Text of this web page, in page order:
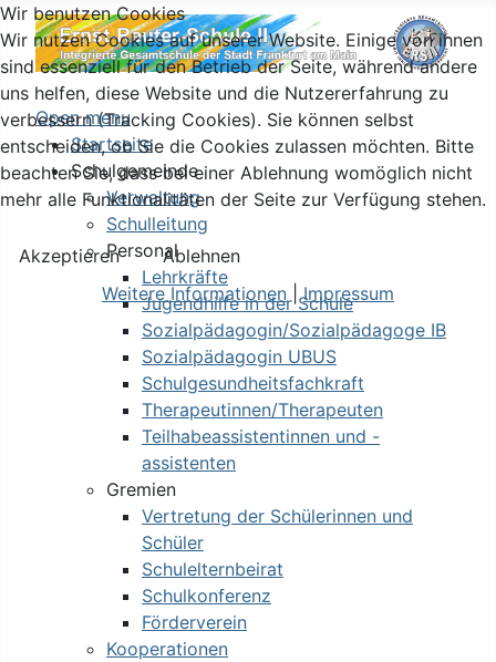
Open menu
Startseite
Schulgemeinde
Verwaltung
Schulleitung
Personal
Lehrkräfte
Jugendhilfe in der Schule
Sozialpädagogin/Sozialpädagoge IB
Sozialpädagogin UBUS
Schulgesundheitsfachkraft
Therapeutinnen/Therapeuten
Teilhabeassistentinnen und -
assistenten
Gremien
Vertretung der Schülerinnen und
Schüler
Schulelternbeirat
Schulkonferenz
Förderverein
Kooperationen
Wir benutzen Cookies
Wir nutzen Cookies auf unserer Website. Einige von ihnen
sind essenziell für den Betrieb der Seite, während andere
uns helfen, diese Website und die Nutzererfahrung zu
verbessern (Tracking Cookies). Sie können selbst
entscheiden, ob Sie die Cookies zulassen möchten. Bitte
beachten Sie, dass bei einer Ablehnung womöglich nicht
mehr alle Funktionalitäten der Seite zur Verfügung stehen.
Akzeptieren
Ablehnen
Weitere Informationen |Impressum